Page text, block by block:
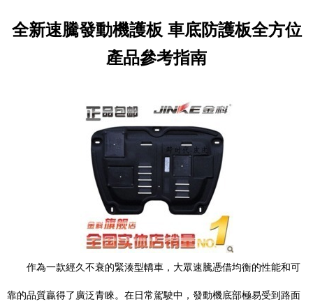
全新速騰發動機護板 車底防護板全方位
產品參考指南
作為一款經久不衰的緊湊型轎車，大眾速騰憑借均衡的性能和可
靠的品質贏得了廣泛青睞。在日常駕駛中，發動機底部極易受到路面